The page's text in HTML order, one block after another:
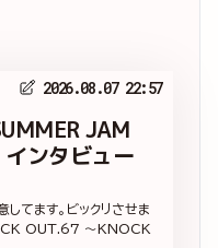
2026.08.07 22:57
JAM
ンタビュー
てます。ビックリさせま
OUT.67 ～KNOCK